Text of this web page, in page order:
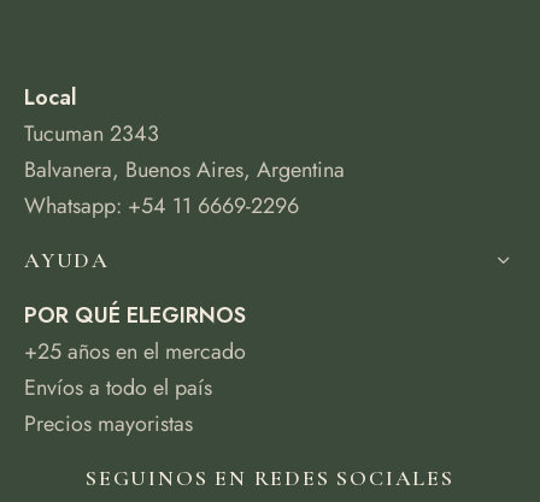
Local
Tucuman 2343
Balvanera, Buenos Aires, Argentina
Whatsapp: +54 11 6669-2296
AYUDA
POR QUÉ ELEGIRNOS
+25 años en el mercado
Envíos a todo el país
Precios mayoristas
SEGUINOS EN REDES SOCIALES